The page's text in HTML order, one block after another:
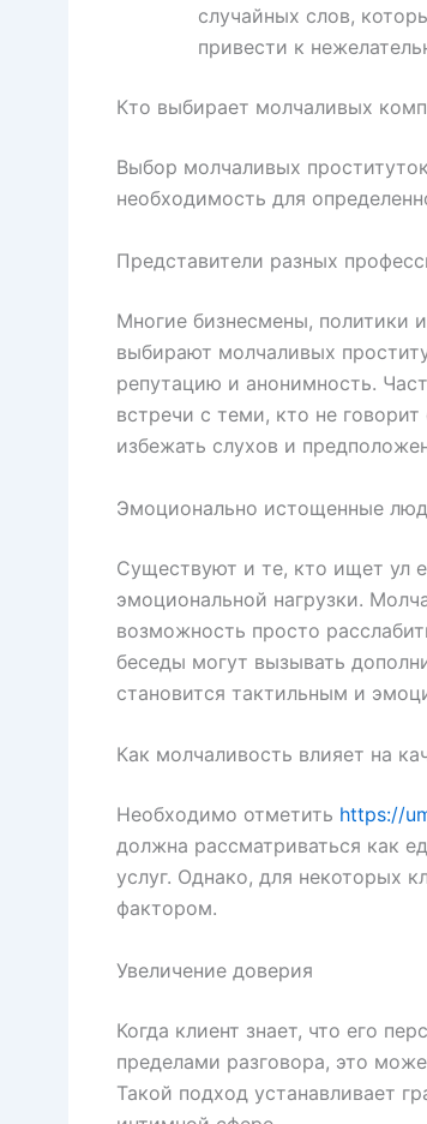
случайных слов,
привести к
Кто выбирает молчаливых
Выбор молчаливых
необходимость для
Представители разных
Многие бизнесмены, политики
выбирают молчаливых
репутацию и анонимность.
встречи с теми, кто не
избежать слухов и
Эмоционально истощенные
Существуют и те, кто ищет ул
эмоциональной нагрузки.
возможность просто
беседы могут вызывать
становится тактильным и
Как молчаливость влияет на
Необходимо отметить https://
должна рассматриваться как
услуг. Однако, для некоторых
фактором.
Увеличение доверия
Когда клиент знает, что его
пределами разговора, это
Такой подход устанавливает